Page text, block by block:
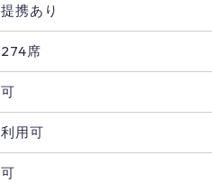
提携あり
274席
可
利用可
可